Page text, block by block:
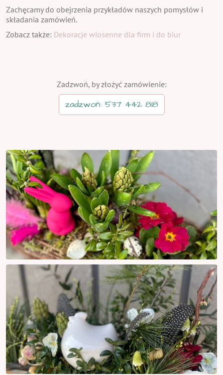
Zachęcamy do obejrzenia przykładów naszych pomysłów i
składania zamówień.
Zobacz także: Dekoracje wiosenne dla firm i do biur
Zadzwoń, by złożyć zamówienie:
zadzwoń: 537 442 818